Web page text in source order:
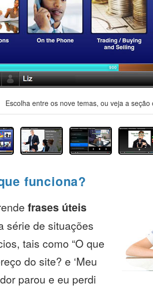
Escolha entre os nove temas, ou veja a
funciona?
frases úteis
série de situações
tais como “O que
do site? e ‘Meu
parou e eu perdi